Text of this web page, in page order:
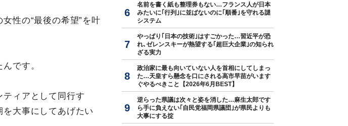
性の“最後の希望”を叶
です。
ィアとして同行す
大事にしてあげたい
名前を書く紙も整理券もない…フランス人が日本
みたいに｢行列｣に並ばないのに｢順番｣を守れる謎
システム
やっぱり｢日本の技術｣はすごかった…習近平が恐
れ､ゼレンスキーが熱望する｢超巨大企業｣の知られ
ざる実力
政治家に最も向いていない人を首相にしてしまっ
た…天皇すら懸念を口にされる高市早苗がいます
ぐやるべきこと【2026年6月BEST】
逆らった県議は次々と姿を消した…麻生太郎です
ら手に負えない｢自民党福岡県議団｣が県民よりも
大事にする掟